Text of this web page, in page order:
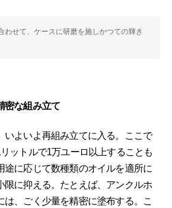
わせて、ケースに研磨を施しかつての輝き
密な組み立て
よいよ再組み立てに入る。ここで
ットルで1万ユーロ以上することも
途に応じて数種類のオイルを適所に
限に抑える。たとえば、アンクルホ
は、ごく少量を精密に塗布する。こ